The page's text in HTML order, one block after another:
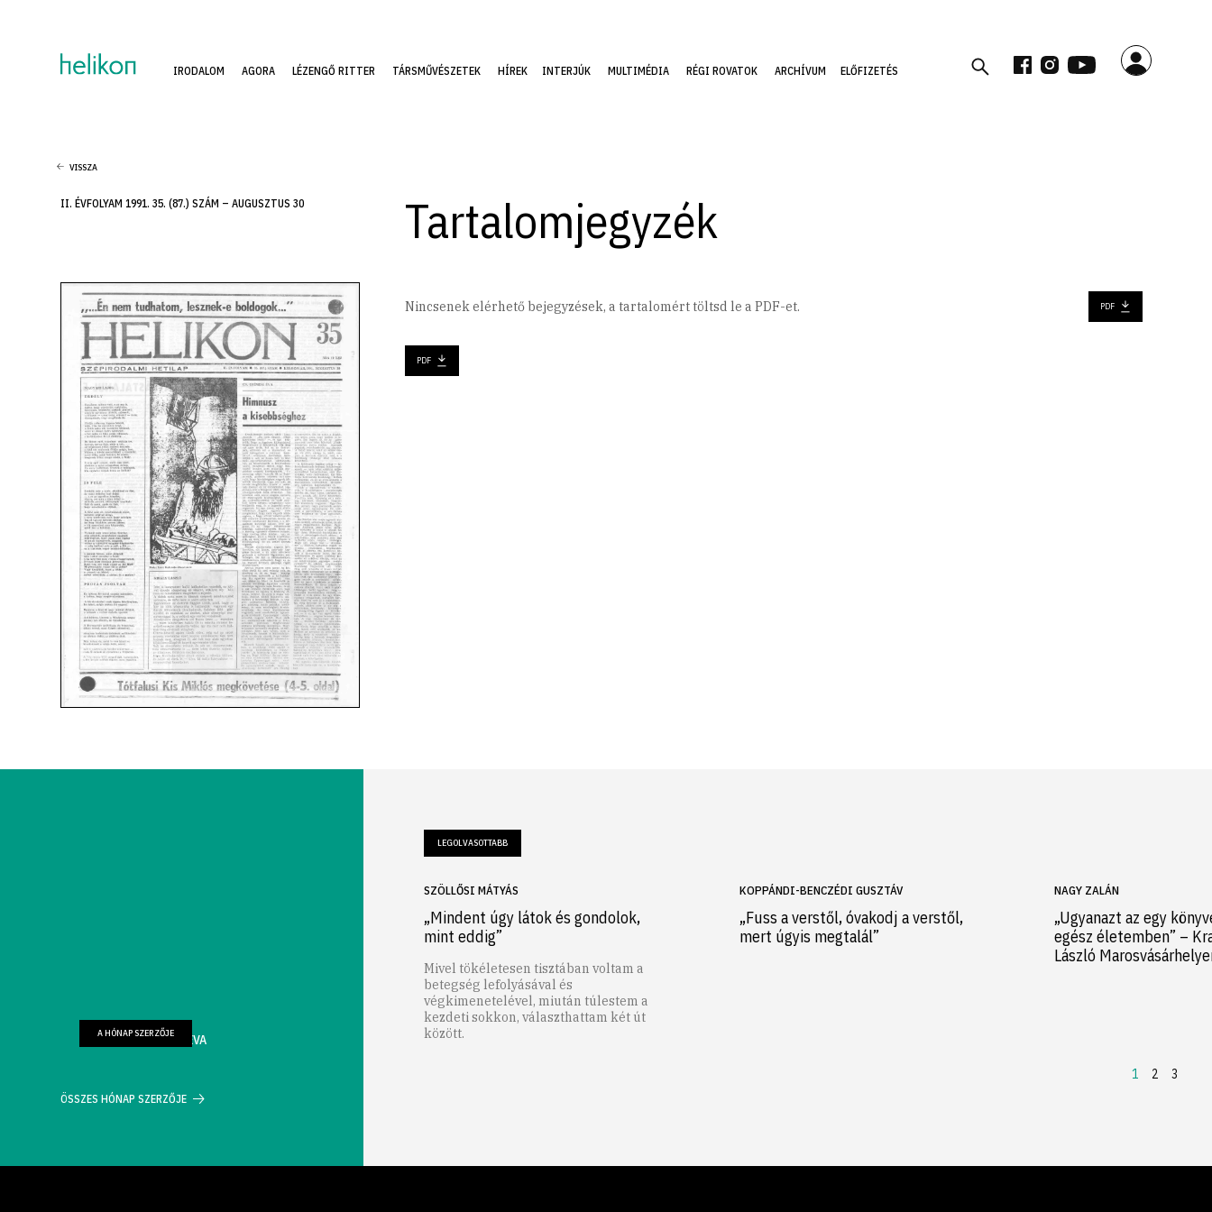
IRODALOM AGORA LÉZENGŐ RITTER TÁRSMŰVÉSZETEK HÍREK INTERJÚK MULTIMÉDIA RÉGI ROVATOK ARCHÍVUM ELŐFIZETÉS
VISSZA
II. ÉVFOLYAM 1991. 35. (87.) SZÁM – AUGUSZTUS 30 Tartalomjegyzék
Nincsenek elérhető bejegyzések, a tartalomért töltsd le a PDF-et. PDF
PDF
FARKAS WELLMANN ÉVA
A HÓNAP SZERZŐJE
ÖSSZES HÓNAP SZERZŐJE
LEGOLVASOTTABB
SZÖLLŐSI MÁTYÁS
„Mindent úgy látok és gondolok,
mint eddig”
Mivel tökéletesen tisztában voltam a
betegség lefolyásával és
végkimenetelével, miután túlestem a
kezdeti sokkon, választhattam két út
között.
KOPPÁNDI-BENCZÉDI GUSZTÁV
„Fuss a verstől, óvakodj a verstől,
mert úgyis megtalál”
NAGY ZALÁN
„Ugyanazt az egy
egész életemben” –
László
1 2 3